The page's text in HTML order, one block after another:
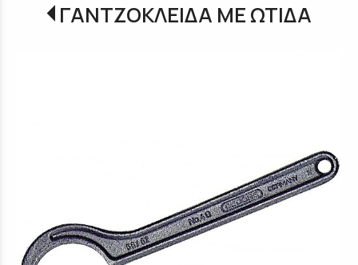
ΓΑΝΤΖΟΚΛΕΙΔΑ ΜΕ ΩΤΙΔΑ